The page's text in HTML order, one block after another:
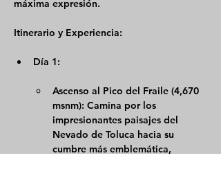
máxima expresión.
Itinerario y Experiencia:
Día 1:
Ascenso al Pico del Fraile (4,670
msnm): Camina por los
impresionantes paisajes del
Nevado de Toluca hacia su
cumbre más emblemática,